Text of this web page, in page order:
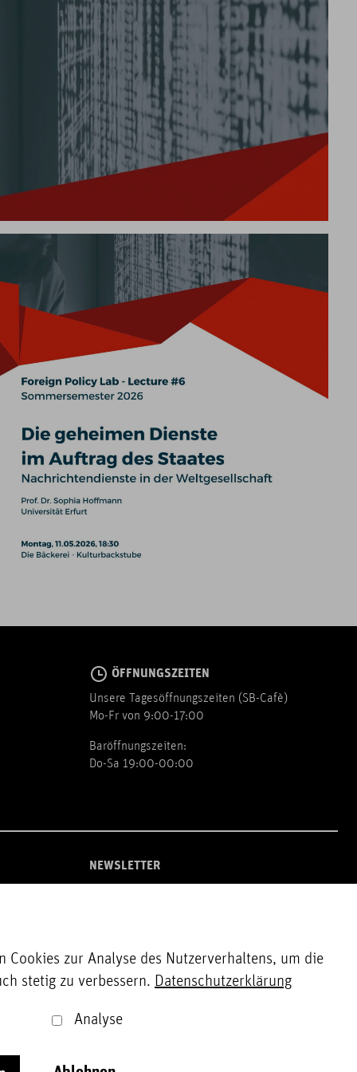
ÖFFNUNGSZEITEN
Unsere Tagesöffnungszeiten (SB-Cafè)
Mo-Fr von 9:00-17:00
Baröffnungszeiten:
Do-Sa 19:00-00:00
NEWSLETTER
Cookies zur Analyse des Nutzerverhaltens, um die
stetig zu verbessern. Datenschutzerklärung
Analyse